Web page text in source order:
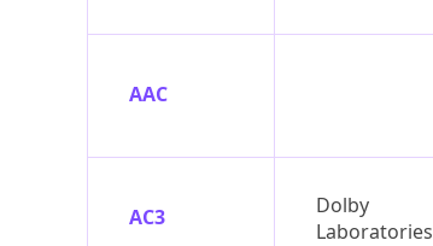
AAC
AC3
Dolby
Laboratories